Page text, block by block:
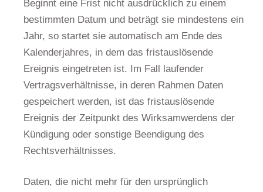
Beginnt eine Frist nicht ausdrücklich zu einem
bestimmten Datum und beträgt sie mindestens ein
Jahr, so startet sie automatisch am Ende des
Kalenderjahres, in dem das fristauslösende
Ereignis eingetreten ist. Im Fall laufender
Vertragsverhältnisse, in deren Rahmen Daten
gespeichert werden, ist das fristauslösende
Ereignis der Zeitpunkt des Wirksamwerdens der
Kündigung oder sonstige Beendigung des
Rechtsverhältnisses.
Daten, die nicht mehr für den ursprünglich